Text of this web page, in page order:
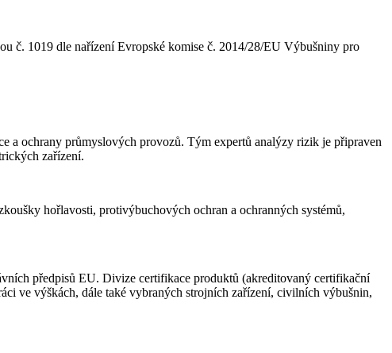
č. 1019 dle nařízení Evropské komise č. 2014/28/EU Výbušniny pro
a ochrany průmyslových provozů. Tým expertů analýzy rizik je připraven
zařízení.
hořlavosti, protivýbuchových ochran a ochranných systémů,
předpisů EU. Divize certifikace produktů (akreditovaný certifikační
ve výškách, dále také vybraných strojních zařízení, civilních výbušnin,